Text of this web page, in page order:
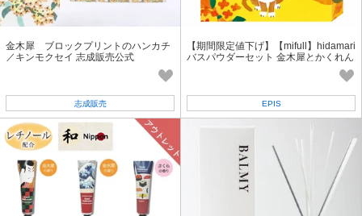
金木犀 ブロックプリントのハンカチ
／キンモクセイ 志成販売公式
志成販売
【期間限定値下げ】【mifull】hidamari
バスパウダーセット 金木犀とかくれん
EPIS